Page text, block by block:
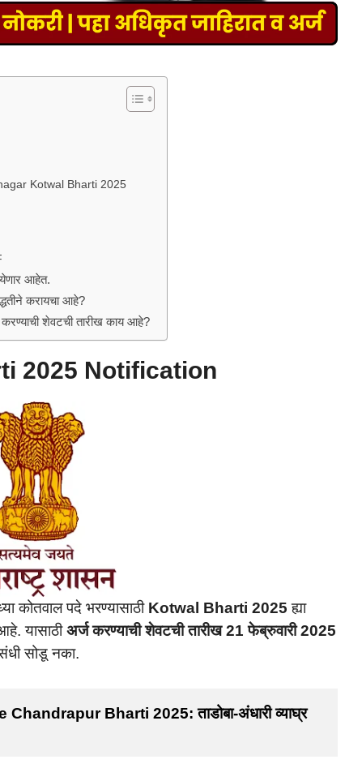
Kotwal Bharti 2025
येणार आहेत.
करायचा आहे?
शेवटची तारीख काय आहे?
2025 Notification
कोतवाल पदे भरण्यासाठी Kotwal Bharti 2025 ह्या
यासाठीअर्ज करण्याची शेवटची तारीख 21 फेब्रुवारी 2025
सोडू नका.
Bharti 2025: ताडोबा-अंधारी व्याघ्र